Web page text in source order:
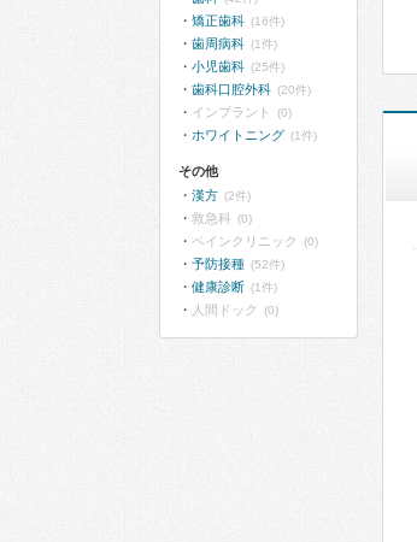
矯正歯科 (16件)
歯周病科 (1件)
小児歯科 (25件)
歯科口腔外科 (20件)
インプラント (0)
ホワイトニング (1件)
その他
漢方 (2件)
救急科 (0)
ペインクリニック (0)
予防接種 (52件)
健康診断 (1件)
人間ドック (0)